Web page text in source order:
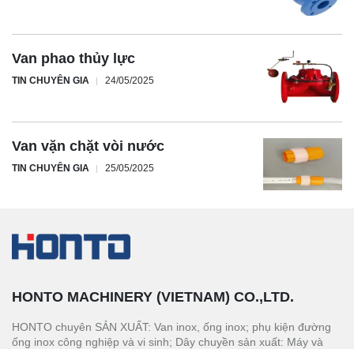
Van phao thủy lực
TIN CHUYÊN GIA 24/05/2025
Van vặn chặt vòi nước
TIN CHUYÊN GIA 25/05/2025
HONTO MACHINERY (VIETNAM) CO.,LTD.
HONTO chuyên SẢN XUẤT: Van inox, ống inox; phụ kiện đường
ống inox công nghiệp và vi sinh; Dây chuyền sản xuất: Máy và